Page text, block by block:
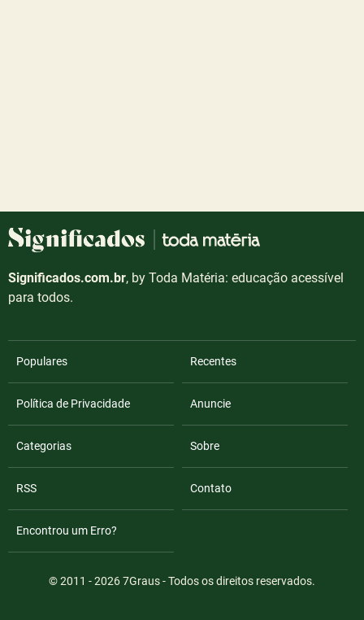
Significados.com.br, by Toda Matéria: educação acessível
para todos.
Populares Recentes
Política de Privacidade Anuncie
Categorias Sobre
RSS Contato
Encontrou um Erro?
© 2011 - 20267Graus- Todos os direitos reservados.